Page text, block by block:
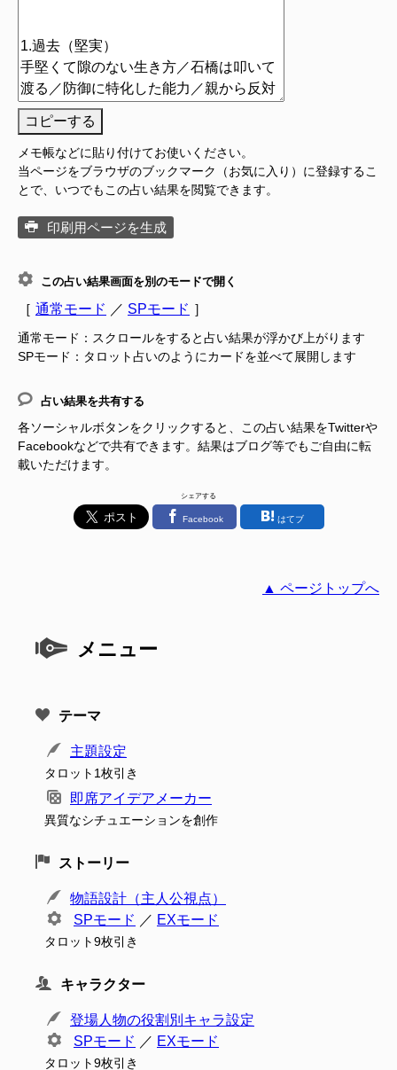
コピーする
メモ帳などに貼り付けてお使いください。
当ページをブラウザのブックマーク（お気に入り）に登録するこ
とで、いつでもこの占い結果を閲覧できます。
印刷用ページを生成
この占い結果画面を別のモードで開く
［ 通常モード ／ SPモード ］
通常モード：スクロールをすると占い結果が浮かび上がります
SPモード：タロット占いのようにカードを並べて展開します
占い結果を共有する
各ソーシャルボタンをクリックすると、この占い結果をTwitterや
Facebookなどで共有できます。結果はブログ等でもご自由に転
載いただけます。
シェアする
Facebook はてブ
▲ ページトップへ
メニュー
テーマ
主題設定
タロット1枚引き
即席アイデアメーカー
異質なシチュエーションを創作
ストーリー
物語設計（主人公視点）
SPモード ／ EXモード
タロット9枚引き
キャラクター
登場人物の役割別キャラ設定
SPモード ／ EXモード
タロット9枚引き